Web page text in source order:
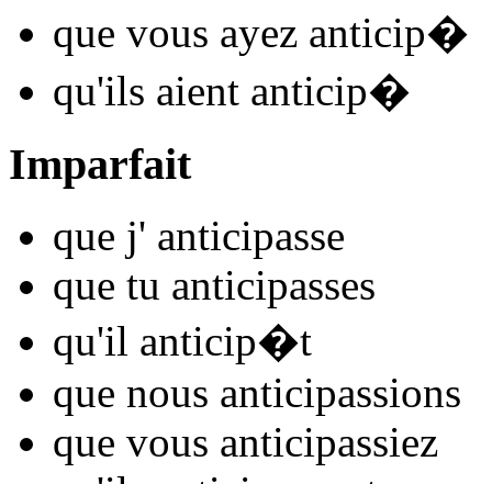
que vous ayez anticip�
qu'ils aient anticip�
Imparfait
que j' anticipasse
que tu anticipasses
qu'il anticip�t
que nous anticipassions
que vous anticipassiez